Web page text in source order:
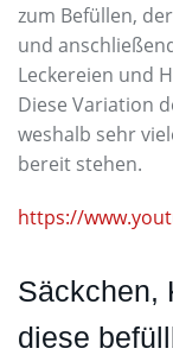
zum Befüllen,
und
Leckereien und
Diese Variation
weshalb sehr
bereit stehen.
https://
Säckchen,
diese